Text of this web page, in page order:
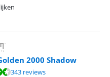
2000 Shadow
op 343 reviews.
343 reviews